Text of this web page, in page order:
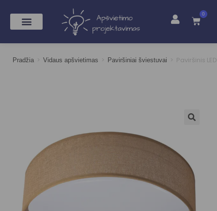
0
Pradžia > Vidaus apšvietimas > Paviršiniai šviestuvai > Paviršinis